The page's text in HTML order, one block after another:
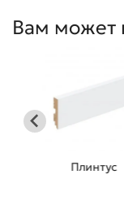
Вам может
Плинтус